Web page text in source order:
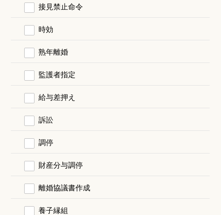
接見禁止命令
時効
熟年離婚
監護者指定
給与差押え
訴訟
調停
財産分与調停
離婚協議書作成
養子縁組